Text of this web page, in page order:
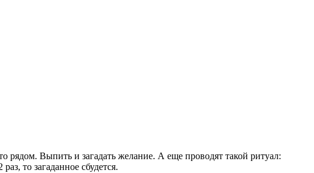
рядом. Выпить и загадать желание. А еще проводят такой ритуал:
то загаданное сбудется.